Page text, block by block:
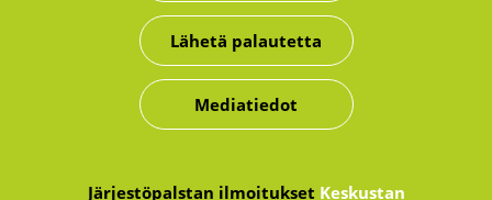
Lähetä palautetta
Mediatiedot
Järjestöpalstan ilmoitukset Keskustan